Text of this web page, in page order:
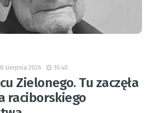
8 sierpnia 2026 10:40
Zielonego. Tu zaczęła
raciborskiego